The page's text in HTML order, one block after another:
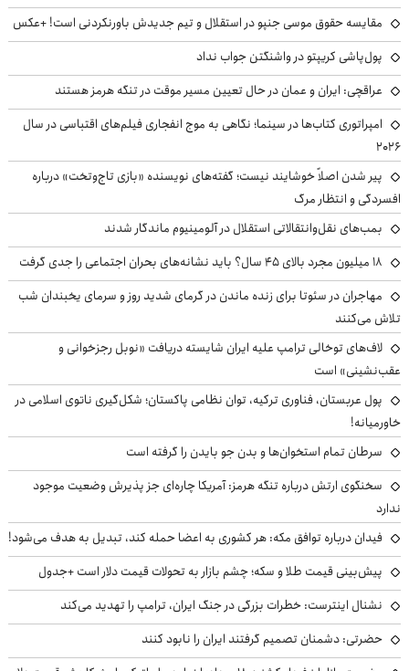
مقایسه حقوق موسی جنپو در استقلال و تیم جدیدش باورنکردنی است! +عکس
پول‌پاشی کریپتو در واشنگتن جواب نداد
عراقچی: ایران و عمان در حال تعیین مسیر موقت در تنگه هرمز هستند
امپراتوری کتاب‌ها در سینما؛ نگاهی به موج انفجاری فیلم‌های اقتباسی در سال
۲۰۲۶
پیر شدن اصلاً خوشایند نیست؛ گفته‌های نویسنده «بازی تاج‌وتخت» درباره
افسردگی و انتظار مرگ
بمب‌های نقل‌وانتقالاتی استقلال در آلومینیوم ماندگار شدند
۱۸ میلیون مجرد بالای ۴۵ سال؟ باید نشانه‌های بحران اجتماعی را جدی گرفت
مهاجران در سئوتا برای زنده ماندن در گرمای شدید روز و سرمای یخبندان شب
تلاش می‌کنند
لاف‌های توخالی ترامپ علیه ایران شایسته دریافت «نوبل رجزخوانی و
عقب‌نشینی» است
پول عربستان، فناوری ترکیه، توان نظامی پاکستان؛ شکل‌گیری ناتوی اسلامی در
خاورمیانه!
سرطان تمام استخوان‌ها و بدن جو بایدن را گرفته است
سخنگوی ارتش درباره تنگه هرمز: آمریکا چاره‌ای جز پذیرش وضعیت موجود
ندارد
فیدان درباره توافق مکه: هر کشوری به اعضا حمله کند، تبدیل به هدف می‌شود!
پیش‌بینی قیمت طلا و سکه؛ چشم بازار به تحولات قیمت دلار است +جدول
نشنال اینترست: خطرات بزرگی در جنگ ایران، ترامپ را تهدید می‌کند
حضرتی: دشمنان تصمیم گرفتند ایران را نابود کنند